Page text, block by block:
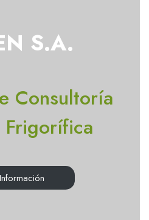
S.A.
Consultoría
Frigorífica